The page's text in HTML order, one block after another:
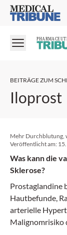
Medical Tribune
BEITRÄGE ZUM
Iloprost
Mehr Durchblutung,
Veröffentlicht am:
Was kann die
Sklerose?
Prostaglandine
Hautbefunde,
arterielle
Malignomrisiko